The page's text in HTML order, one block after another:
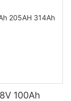
100Ah